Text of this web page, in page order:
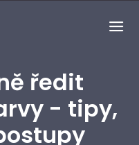
ředit
- tipy,